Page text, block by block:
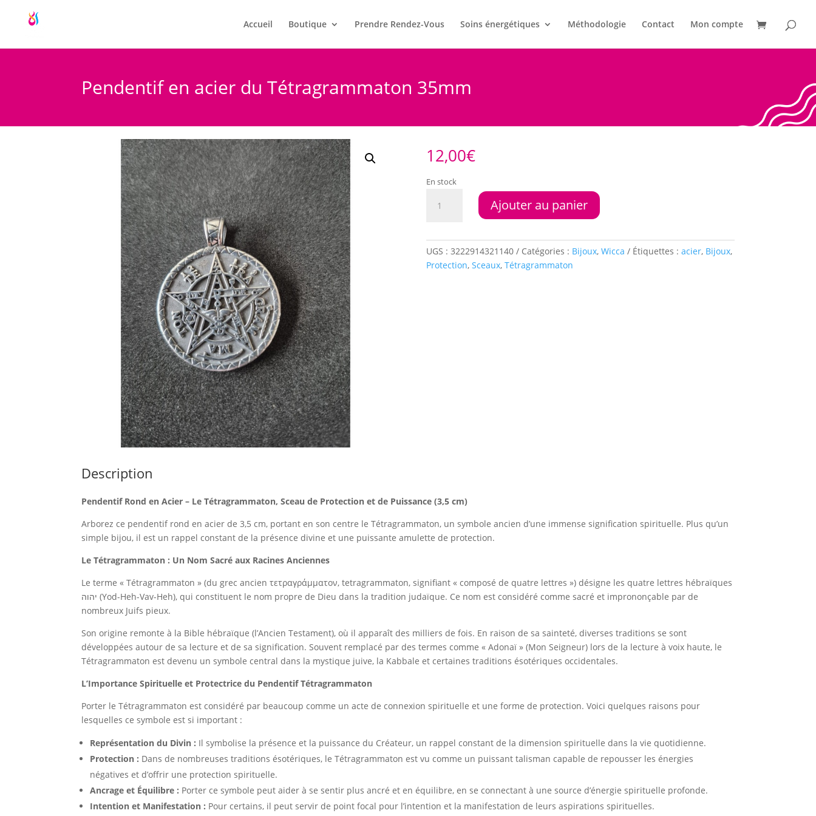
Accueil Boutique Prendre Rendez-Vous Soins énergétiques Méthodologie Contact Mon compte
Pendentif en acier du Tétragrammaton 35mm
12,00€
En stock
du
Tétragrammaton
Ajouter au panier
UGS : 3222914321140 Catégories : Bijoux, Wicca Étiquettes : acier, Bijoux,
Protection, Sceaux, Tétragrammaton
Description
Pendentif Rond en Acier – Le Tétragrammaton, Sceau de Protection et de Puissance (3,5 cm)
Arborez ce pendentif rond en acier de 3,5 cm, portant en son centre le Tétragrammaton, un symbole ancien d’une immense signification spirituelle. Plus qu’un
simple bijou, il est un rappel constant de la présence divine et une puissante amulette de protection.
Le Tétragrammaton : Un Nom Sacré aux Racines Anciennes
Le terme « Tétragrammaton » (du grec ancien τετραγράμματον, tetragrammaton, signifiant « composé de quatre lettres ») désigne les quatre lettres hébraïques
יהוה (Yod-Heh-Vav-Heh), qui constituent le nom propre de Dieu dans la tradition judaïque. Ce nom est considéré comme sacré et imprononçable par de
nombreux Juifs pieux.
Son origine remonte à la Bible hébraïque (l’Ancien Testament), où il apparaît des milliers de fois. En raison de sa sainteté, diverses traditions se sont
développées autour de sa lecture et de sa signification. Souvent remplacé par des termes comme « Adonaï » (Mon Seigneur) lors de la lecture à voix haute, le
Tétragrammaton est devenu un symbole central dans la mystique juive, la Kabbale et certaines traditions ésotériques occidentales.
L’Importance Spirituelle et Protectrice du Pendentif Tétragrammaton
Porter le Tétragrammaton est considéré par beaucoup comme un acte de connexion spirituelle et une forme de protection. Voici quelques raisons pour
lesquelles ce symbole est si important :
Représentation du Divin : Il symbolise la présence et la puissance du Créateur, un rappel constant de la dimension spirituelle dans la vie quotidienne.
Protection : Dans de nombreuses traditions ésotériques, le Tétragrammaton est vu comme un puissant talisman capable de repousser les énergies
négatives et d’offrir une protection spirituelle.
Ancrage et Équilibre : Porter ce symbole peut aider à se sentir plus ancré et en équilibre, en se connectant à une source d’énergie spirituelle profonde.
Intention et Manifestation : Pour certains, il peut servir de point focal pour l’intention et la manifestation de leurs aspirations spirituelles.